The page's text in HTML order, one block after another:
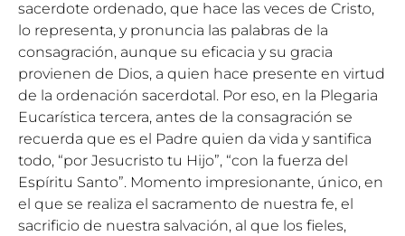
sacerdote ordenado, que hace las veces de Cristo,
lo representa, y pronuncia las palabras de la
consagración, aunque su eficacia y su gracia
provienen de Dios, a quien hace presente en virtud
de la ordenación sacerdotal. Por eso, en la Plegaria
Eucarística tercera, antes de la consagración se
recuerda que es el Padre quien da vida y santifica
todo, “por Jesucristo tu Hijo”, “con la fuerza del
Espíritu Santo”. Momento impresionante, único, en
el que se realiza el sacramento de nuestra fe, el
sacrificio de nuestra salvación, al que los fieles,